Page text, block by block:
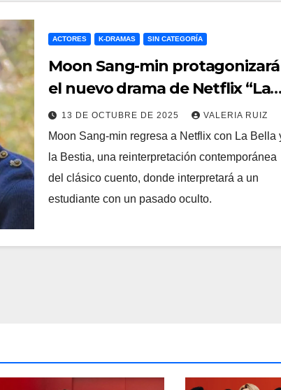
ACTORES K-DRAMAS SIN CATEGORÍA
Moon Sang-min protagonizará
el nuevo drama de Netflix “La
Bella y la Bestia”
13 DE OCTUBRE DE 2025 VALERIA RUIZ
Moon Sang-min regresa a Netflix con La Bella
la Bestia, una reinterpretación contemporánea
del clásico cuento, donde interpretará a un
estudiante con un pasado oculto.